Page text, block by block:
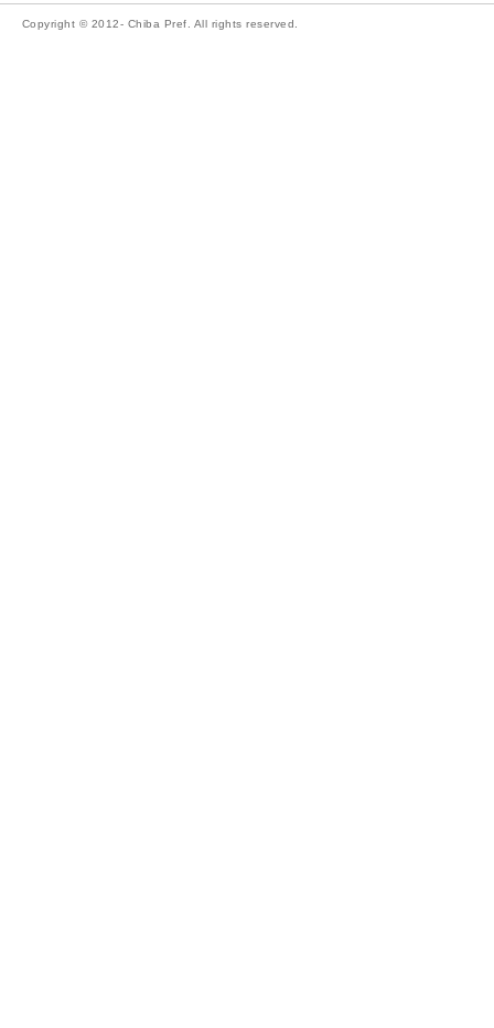
Copyright © 2012- Chiba Pref. All rights reserved.